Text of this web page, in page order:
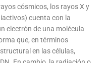
cósmicos, los rayos X y
cuenta con la
electrón de una molécula
que, en términos
en las células,